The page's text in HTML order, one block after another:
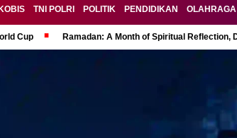
TNI POLRI POLITIK PENDIDIKAN OLAHRAGA
Cup Ramadan: A Month of Spiritual Reflection,